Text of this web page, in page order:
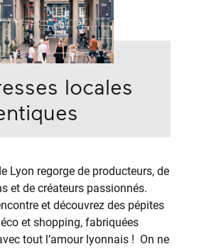
locales
Lyon regorge de producteurs, de
et de créateurs passionnés.
et découvrez des pépites
et shopping, fabriquées
tout l’amour lyonnais ! On ne